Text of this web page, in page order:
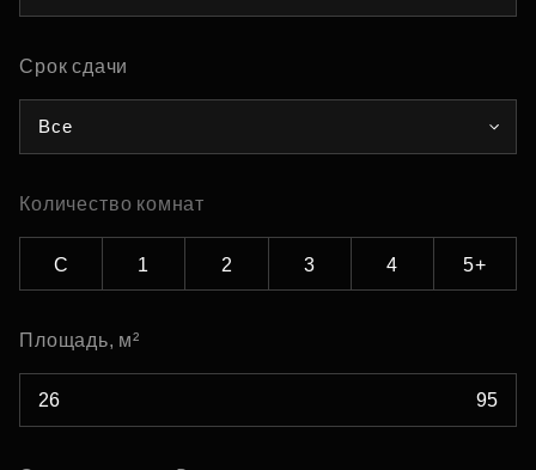
Срок сдачи
Все
Количество комнат
С 1 2 3 4 5+
Площадь, м²